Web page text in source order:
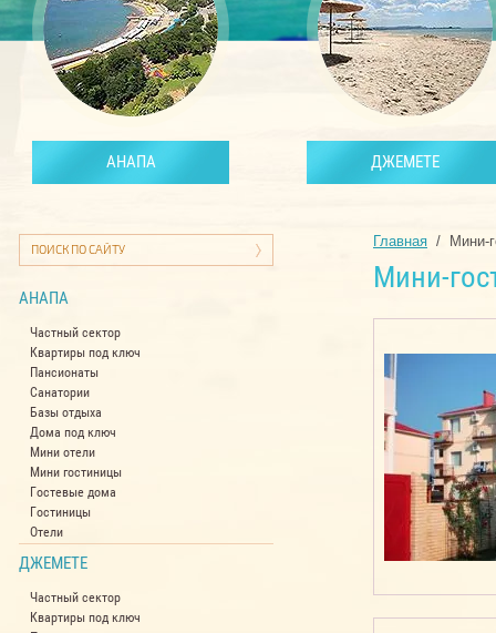
АНАПА ДЖЕМЕТЕ
АНАПА
Частный сектор
Квартиры под ключ
Пансионаты
Санатории
Базы отдыха
Дома под ключ
Мини отели
Мини гостиницы
Гостевые дома
Гостиницы
Отели
ДЖЕМЕТЕ
Частный сектор
Квартиры под ключ
Главная
/
Мини-